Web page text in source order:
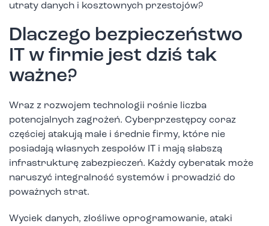
utraty danych i kosztownych przestojów?
Dlaczego bezpieczeństwo
IT w firmie jest dziś tak
ważne?
Wraz z rozwojem technologii rośnie liczba
potencjalnych zagrożeń. Cyberprzestępcy coraz
częściej atakują małe i średnie firmy, które nie
posiadają własnych zespołów IT i mają słabszą
infrastrukturę zabezpieczeń. Każdy cyberatak może
naruszyć integralność systemów i prowadzić do
poważnych strat.
Wyciek danych, złośliwe oprogramowanie, ataki